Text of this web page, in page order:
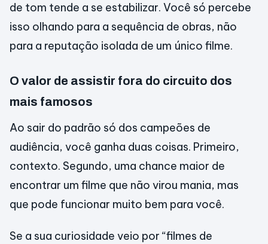
de tom tende a se estabilizar. Você só percebe
isso olhando para a sequência de obras, não
para a reputação isolada de um único filme.
O valor de assistir fora do circuito dos
mais famosos
Ao sair do padrão só dos campeões de
audiência, você ganha duas coisas. Primeiro,
contexto. Segundo, uma chance maior de
encontrar um filme que não virou mania, mas
que pode funcionar muito bem para você.
Se a sua curiosidade veio por “filmes de